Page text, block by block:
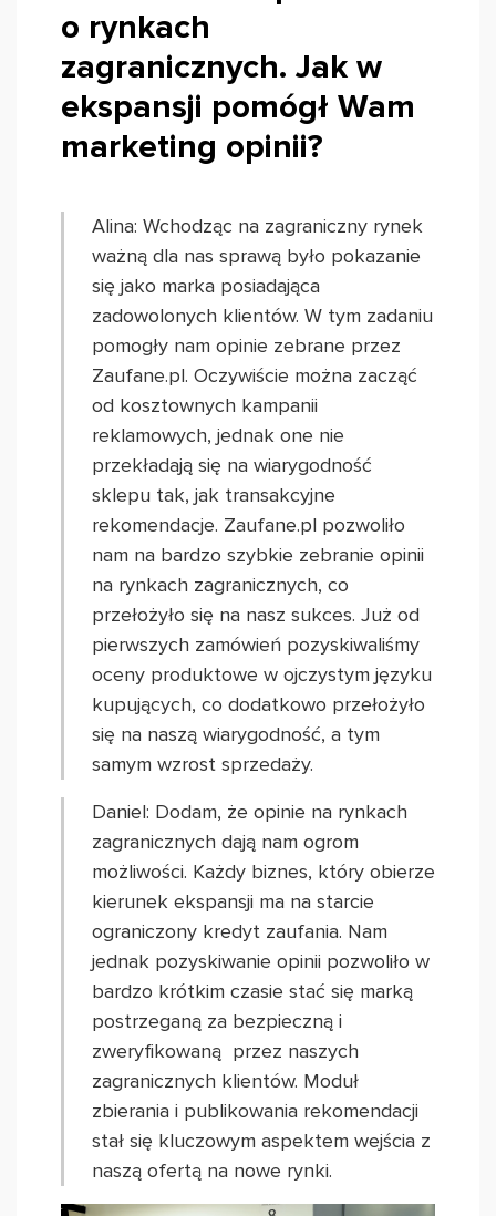
o rynkach
zagranicznych. Jak w
ekspansji pomógł Wam
marketing opinii?
Alina: Wchodząc na zagraniczny rynek
ważną dla nas sprawą było pokazanie
się jako marka posiadająca
zadowolonych klientów. W tym zadaniu
pomogły nam opinie zebrane przez
Zaufane.pl. Oczywiście można zacząć
od kosztownych kampanii
reklamowych, jednak one nie
przekładają się na wiarygodność
sklepu tak, jak transakcyjne
rekomendacje. Zaufane.pl pozwoliło
nam na bardzo szybkie zebranie opinii
na rynkach zagranicznych, co
przełożyło się na nasz sukces. Już od
pierwszych zamówień pozyskiwaliśmy
oceny produktowe w ojczystym języku
kupujących, co dodatkowo przełożyło
się na naszą wiarygodność, a tym
samym wzrost sprzedaży.
Daniel: Dodam, że opinie na rynkach
zagranicznych dają nam ogrom
możliwości. Każdy biznes, który obierze
kierunek ekspansji ma na starcie
ograniczony kredyt zaufania. Nam
jednak pozyskiwanie opinii pozwoliło w
bardzo krótkim czasie stać się marką
postrzeganą za bezpieczną i
zweryfikowaną przez naszych
zagranicznych klientów. Moduł
zbierania i publikowania rekomendacji
stał się kluczowym aspektem wejścia z
naszą ofertą na nowe rynki.